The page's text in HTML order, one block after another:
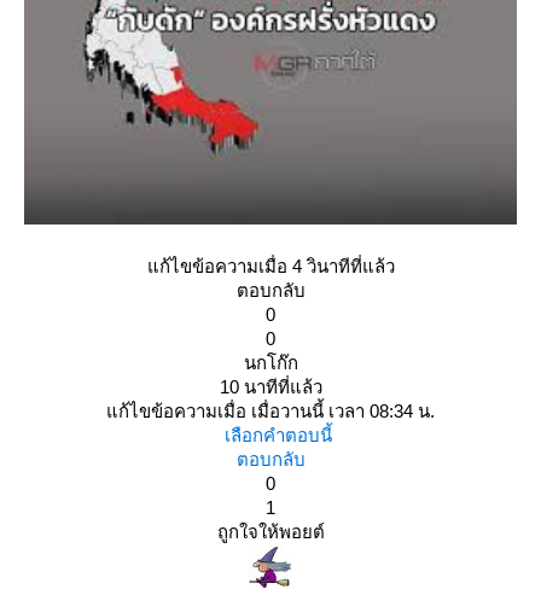
ก้ไขข้อความเมื่อ 4 วินาทีที่แล้ว
ตอบกลับ
0
0
นกโก๊ก
10 นาทีที่แล้ว
ก้ไขข้อความเมื่อ เมื่อวานนี้ เวลา 08:34 น.
เลือกคำตอบนี้
ตอบกลับ
0
1
ถูกใจให้พอยต์